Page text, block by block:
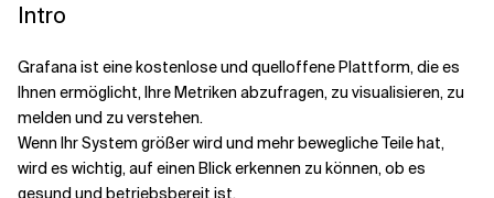
Intro
Grafana ist eine kostenlose und quelloffene Plattform, die es
Ihnen ermöglicht, Ihre Metriken abzufragen, zu visualisieren, zu
melden und zu verstehen.
Wenn Ihr System größer wird und mehr bewegliche Teile hat,
wird es wichtig, auf einen Blick erkennen zu können, ob es
gesund und betriebsbereit ist.